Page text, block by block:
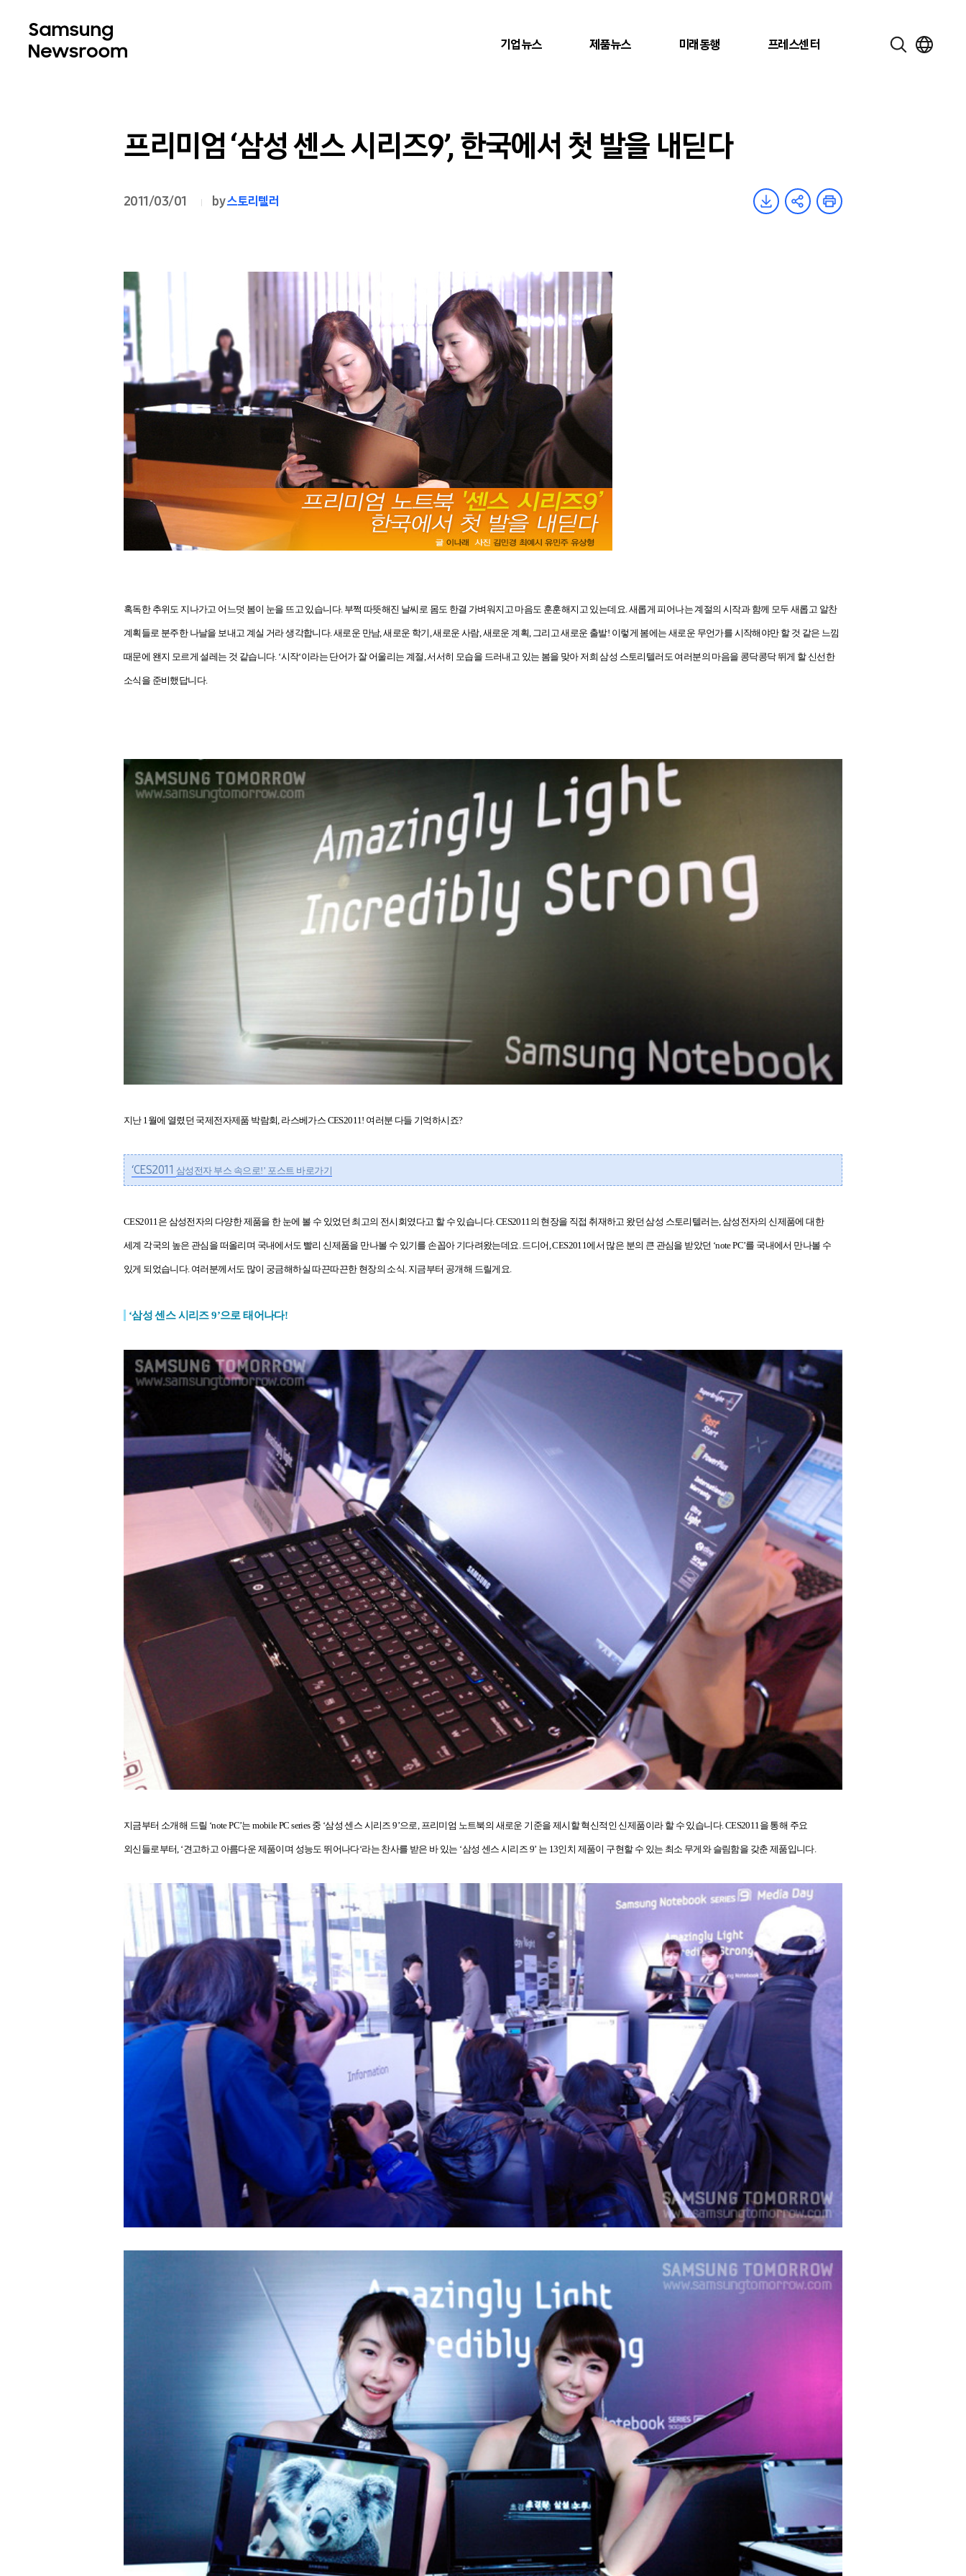
기업뉴스 제품뉴스 미래동행 프레스센터
프리미엄 ‘삼성 센스 시리즈9’, 한국에서 첫 발을 내딛다
2011/03/01 by스토리텔러
혹독한 추위도 지나가고 어느덧 봄이 눈을 뜨고 있습니다. 부쩍 따뜻해진 날씨로 몸도 한결 가벼워지고 마음도 훈훈해지고 있는데요.새롭게 피어나는 계절의 시작과 함께 모두 새롭고 알찬
계획들로 분주한 나날을 보내고 계실 거라 생각합니다.새로운 만남,새로운 학기,새로운 사람,새로운 계획, 그리고 새로운 출발! 이렇게 봄에는 새로운 무언가를 시작해야만 할 것 같은 느낌
때문에 왠지 모르게 설레는 것 같습니다. ‘시작‘이라는 단어가 잘 어울리는 계절,서서히 모습을 드러내고 있는 봄을 맞아 저희 삼성 스토리텔러도 여러분의 마음을 콩닥콩닥 뛰게 할 신선한
소식을 준비했답니다.
지난1 월에 열렸던 국제전자제품 박람회 라스베가스 CES2011! 여러분 다들 기억하시죠?
‘CES2011 삼성전자 부스 속으로!’ 포스트 바로가기
CES2011 은 삼성전자의 다양한 제품을 한 눈에 볼 수 있었던 최고의 전시회였다고 할 수 있습니다. CES2011 의 현장을 직접 취재하고 왔던 삼성 스토리텔러는 삼성전자의 신제품에 대한
세계 각국의 높은 관심을 떠올리며 국내에서도 빨리 신제품을 만나볼 수 있기를 손꼽아 기다려왔는데요 드디어 , CES2011에서 많은 분의 큰 관심을 받았던 ‘note PC’를 국내에서 만나볼 수
있게 되었습니다. 여러분께서도 많이 궁금해하실 따끈따끈한 현장의 소식 지금부터 공개해 드릴게요
‘삼성 센스 시리즈 9’으로 태어나다!
지금부터 소개해 드릴 ‘note PC’는 mobile PC series 중 ‘삼성 센스 시리즈 9’으 로 프리미엄 노트북의 새로운 기준을 제시할 혁신적인 신제품이라 할 수 있습니다. CES2011 을 통해 주요
외신들로부터 , ‘견고하고 아름다운 제품이며 성능도 뛰어나다‘라는 찬사를 받은 바 있는 ‘삼성 센스 시리즈 9’ 는 13인치 제품이 구현할 수 있는 최소 무게와 슬림함을 갖춘 제품입니다.